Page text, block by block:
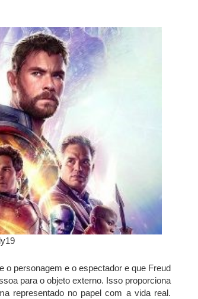
o personagem e o espectador e que Freud
para o objeto externo. Isso proporciona
representado no papel com a vida real.